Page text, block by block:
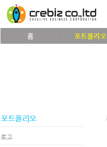
홈 포트폴리오
포트폴리오
로고
케치북5
치북5